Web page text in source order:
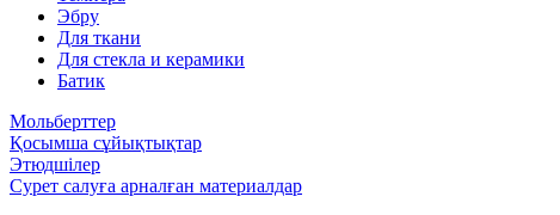
Эбру
Для ткани
Для стекла и керамики
Батик
Мольберттер
Қосымша сұйықтықтар
Этюдшілер
Сурет салуға арналған материалдар